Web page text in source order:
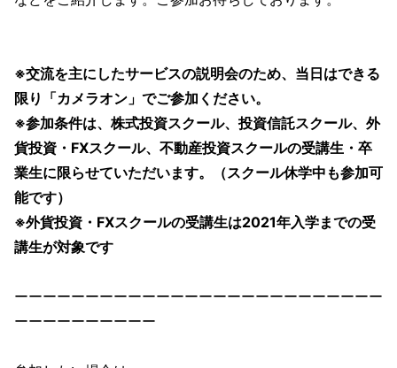
※交流を主にしたサービスの説明会のため、当日はできる
限り「カメラオン」でご参加ください。
※参加条件は、株式投資スクール、投資信託スクール、外
貨投資・FXスクール、不動産投資スクールの受講生・卒
業生に限らせていただいます。（スクール休学中も参加可
能です）
※外貨投資・FXスクールの受講生は2021年入学までの受
講生が対象です
ーーーーーーーーーーーーーーーーーーーーーーーーーー
ーーーーーーーーーー